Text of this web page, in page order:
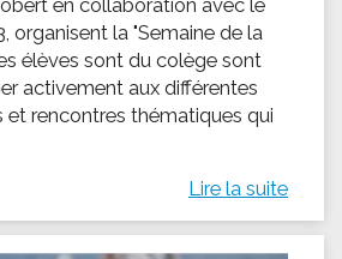
organisent la "Semaine de la
élèves sont du colège sont
activement aux différentes
et rencontres thématiques qui
Lire la suite